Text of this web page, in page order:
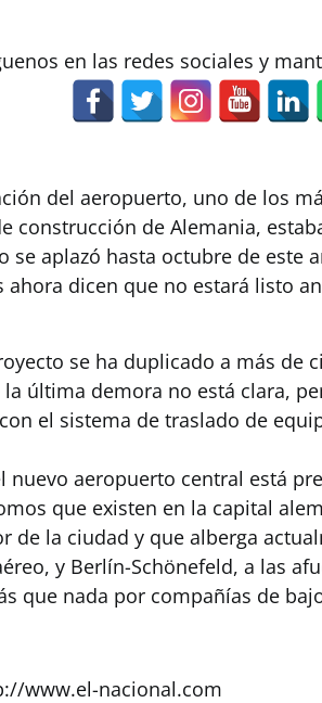
en las redes sociales y
del aeropuerto, uno de los
construcción de Alemania,
se aplazó hasta octubre de este
ahora dicen que no estará listo
se ha duplicado a más de
la última demora no está clara,
el sistema de traslado de
nuevo aeropuerto central está
que existen en la capital
de la ciudad y que alberga
y Berlín-Schönefeld, a las
que nada por compañías de
www.el-nacional.com